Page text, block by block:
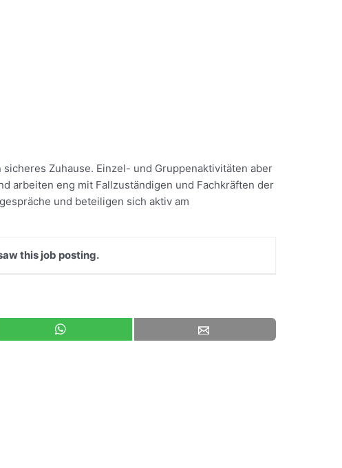
Zuhause. Einzel- und Gruppenaktivitäten aber
arbeiten eng mit Fallzuständigen und Fachkräften der
und beteiligen sich aktiv am
this job posting.